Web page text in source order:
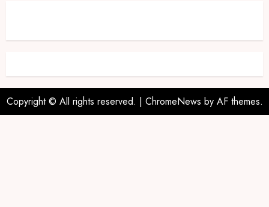
Copyright © All rights reserved. | ChromeNews by AF themes.